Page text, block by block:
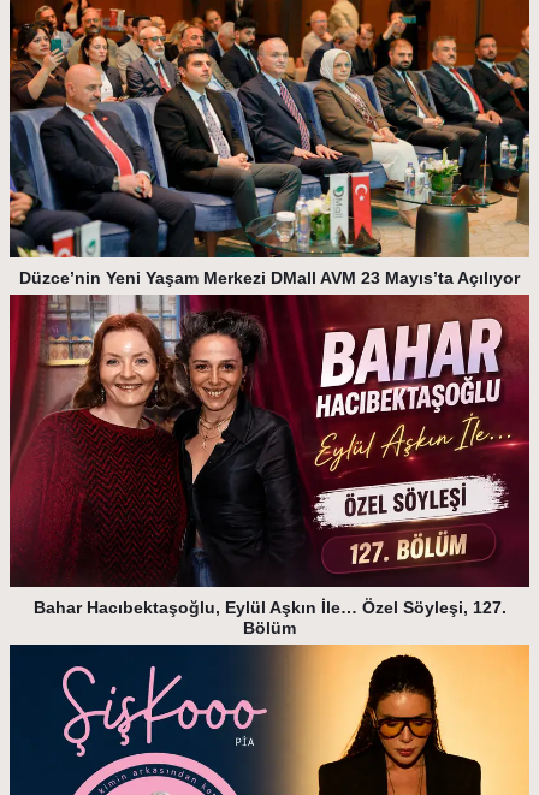
Düzce’nin Yeni Yaşam Merkezi DMall AVM 23 Mayıs’ta Açılıyor
Bahar Hacıbektaşoğlu, Eylül Aşkın İle… Özel Söyleşi, 127.
Bölüm